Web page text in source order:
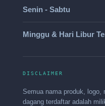
Senin - Sabtu
Minggu & Hari Libur
DISCLAIMER
Semua nama produk, logo,
dagang terdaftar adalah